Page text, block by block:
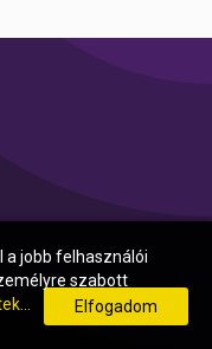
a jobb felhasználói
szabott
Elfogadom